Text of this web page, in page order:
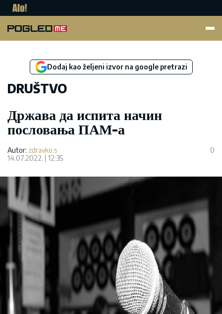
Dodaj kao željeni izvor na google pretrazi
DRUŠTVO
Држава да испита начин
пословања ПАМ-а
Autor: zdravko.s
14.07.2022.
12:35
0